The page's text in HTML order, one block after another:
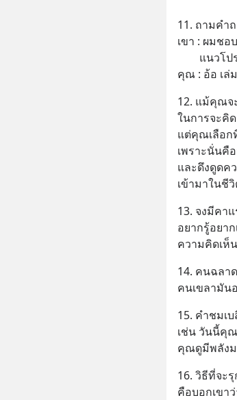
11. ถามคำ
เขา : ผมช
คุณ : อ้อ เล่
12. แม้คุณจ
ในการจะคิ
แต่คุณเลือ
เพราะนั่นคื
และดึงดูดค
เข้ามาในชี
13. จงมีคา
อยากรู้อยา
ความคิดเห็
14. คนฉลา
คนเขลามัน
15. คำชมเ
เช่น วันนี้คุ
คุณดูมีพลังม
16. วิธีที่จะ
คือบอกเขา